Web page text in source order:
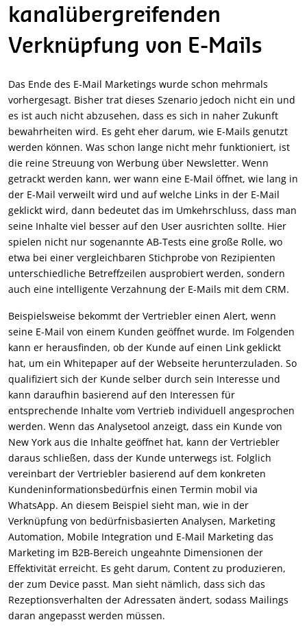
kanalübergreifenden
Verknüpfung von E-Mails
Das Ende des E-Mail Marketings wurde schon mehrmals
vorhergesagt. Bisher trat dieses Szenario jedoch nicht ein und
es ist auch nicht abzusehen, dass es sich in naher Zukunft
bewahrheiten wird. Es geht eher darum, wie E-Mails genutzt
werden können. Was schon lange nicht mehr funktioniert, ist
die reine Streuung von Werbung über Newsletter. Wenn
getrackt werden kann, wer wann eine E-Mail öffnet, wie lang in
der E-Mail verweilt wird und auf welche Links in der E-Mail
geklickt wird, dann bedeutet das im Umkehrschluss, dass man
seine Inhalte viel besser auf den User ausrichten sollte. Hier
spielen nicht nur sogenannte AB-Tests eine große Rolle, wo
etwa bei einer vergleichbaren Stichprobe von Rezipienten
unterschiedliche Betreffzeilen ausprobiert werden, sondern
auch eine intelligente Verzahnung der E-Mails mit dem CRM.
Beispielsweise bekommt der Vertriebler einen Alert, wenn
seine E-Mail von einem Kunden geöffnet wurde. Im Folgenden
kann er herausfinden, ob der Kunde auf einen Link geklickt
hat, um ein Whitepaper auf der Webseite herunterzuladen. So
qualifiziert sich der Kunde selber durch sein Interesse und
kann daraufhin basierend auf den Interessen für
entsprechende Inhalte vom Vertrieb individuell angesprochen
werden. Wenn das Analysetool anzeigt, dass ein Kunde von
New York aus die Inhalte geöffnet hat, kann der Vertriebler
daraus schließen, dass der Kunde unterwegs ist. Folglich
vereinbart der Vertriebler basierend auf dem konkreten
Kundeninformationsbedürfnis einen Termin mobil via
WhatsApp. An diesem Beispiel sieht man, wie in der
Verknüpfung von bedürfnisbasierten Analysen, Marketing
Automation, Mobile Integration und E-Mail Marketing das
Marketing im B2B-Bereich ungeahnte Dimensionen der
Effektivität erreicht. Es geht darum, Content zu produzieren,
der zum Device passt. Man sieht nämlich, dass sich das
Rezeptionsverhalten der Adressaten ändert, sodass Mailings
daran angepasst werden müssen.